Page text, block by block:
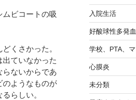
ビコートの吸
くさかった。
ていなかった
らないからであ
のようなものが
らしい。
入院生活
好酸球性多発
学校、PTA、
心膜炎
未分類